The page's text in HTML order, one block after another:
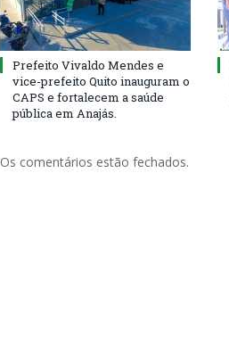
Prefeito Vivaldo Mendes e
vice-prefeito Quito inauguram o
CAPS e fortalecem a saúde
pública em Anajás.
Os comentários estão fechados.